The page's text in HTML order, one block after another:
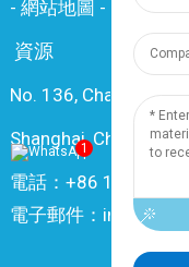
- 網站地圖 -
資源
No. 136, Changxiang
Shanghai, China
電話：+86
電子郵件：
1